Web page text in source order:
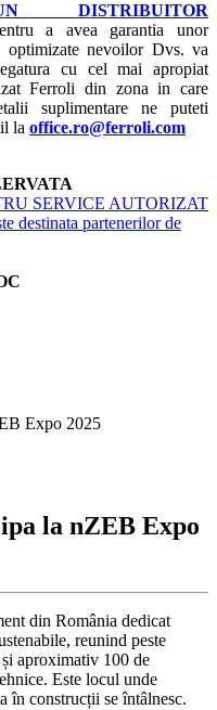
DISTRIBUITOR
a avea garantia unor
optimizate nevoilor Dvs. va
cu cel mai apropiat
Ferroli din zona in care
suplimentare ne puteti
la office.ro@ferroli.com
SERVICE AUTORIZAT
destinata partenerilor de
Expo 2025
la nZEB Expo
din România dedicat
reunind peste
aproximativ 100 de
Este locul unde
în construcții se întâlnesc.